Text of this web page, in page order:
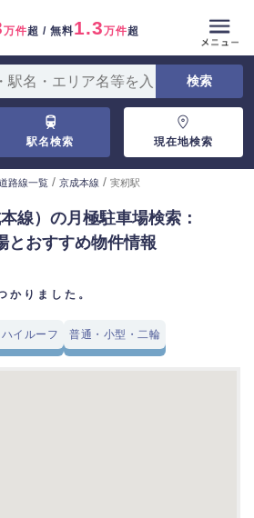
万件超 / 無料1.3万件超
駅名検索 現在地検索
路線一覧 / 京成本線 / 実籾駅
線）の月極駐車場検索：
とおすすめ物件情報
かりました。
イルーフ 普通・小型・二輪